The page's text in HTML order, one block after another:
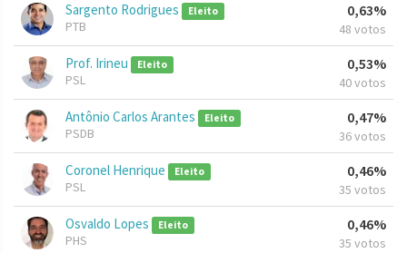
Sargento Rodrigues Eleito
PTB
0,63%
48 votos
Prof. Irineu Eleito
PSL
0,53%
40 votos
Antônio Carlos Arantes Eleito
PSDB
0,47%
36 votos
Coronel Henrique Eleito
PSL
0,46%
35 votos
Osvaldo Lopes Eleito
PHS
0,46%
35 votos